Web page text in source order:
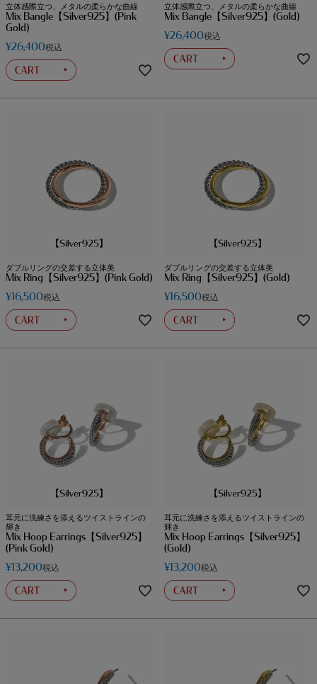
立体感際立つ、メタルの柔らかな曲線
Mix Bangle【Silver925】(Pink
Gold)
¥26,400税込
立体感際立つ、メタルの柔らかな曲線
Mix Bangle【Silver925】(Gold)
¥26,400税込
ダブルリングの交差する立体美
Mix Ring【Silver925】(Pink Gold)
¥16,500税込
ダブルリングの交差する立体美
Mix Ring【Silver925】(Gold)
¥16,500税込
耳元に洗練さを添えるツイストラインの
輝き
Mix Hoop Earrings【Silver925】
(Pink Gold)
¥13,200税込
耳元に洗練さを添えるツイストラインの
輝き
Mix Hoop Earrings【Silver925】
(Gold)
¥13,200税込